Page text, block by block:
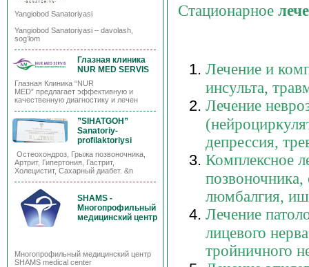
Yangiobod Sanatoriyasi
Yangiobod Sanatoriyasi – davolash,
sog’lom
Глазная клиника
NUR MED SERVIS
Глазная Клиника “NUR
MED” предлагает эффективную и
качественную диагностику и лечен
”SIHATGOH”
Sanatoriy-
profilaktoriysi
Остеохондроз, Грыжа позвоночника,
Артрит, Гипертония, Гастрит,
Холецистит, Сахарный диабет. &n
SHAMS -
Многопрофильный
медицинский центр
Многопрофильный медицинский центр
SHAMS medical center
Стационарное
Лечение и
инсульта,
Лечение
депрессия,
Комплексное
люмбалгия,
Лечение
лицевого
тройничного